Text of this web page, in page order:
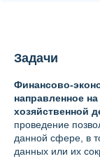
Задачи
Финансово-
направленное
хозяйственной
проведение
данной сфере, в
данных или их